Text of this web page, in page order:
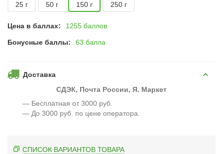
25 г 50 г 150 г 250 г
Цена в баллах: 1255 баллов
Бонусные баллы: 63 балла
Доставка
СДЭК, Почта России, Я. Маркет
— Бесплатная от 3000 руб.
— До 3000 руб. по цене оператора.
СПИСОК ВАРИАНТОВ ТОВАРА